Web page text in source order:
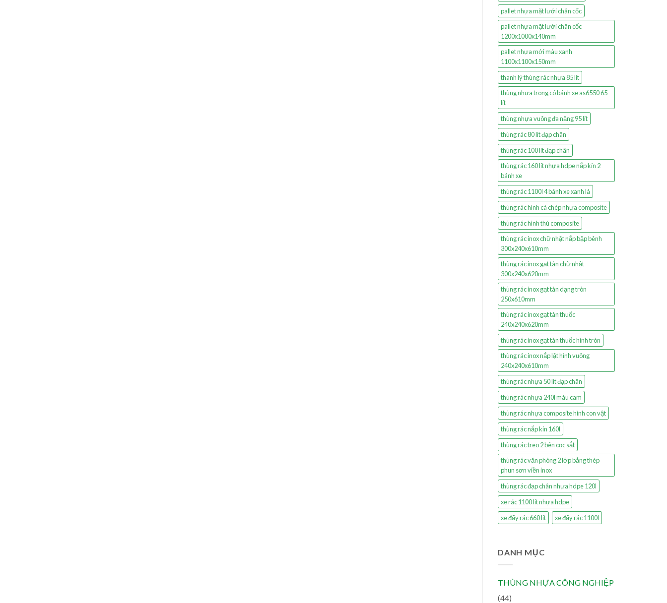
pallet nhựa mặt lưới chân cốc
pallet nhựa mặt lưới chân cốc
1200x1000x140mm
pallet nhựa mới màu xanh
1100x1100x150mm
thanh lý thùng rác nhựa 85 lít
thùng nhựa trong có bánh xe as6550 65
lít
thùng nhựa vuông đa năng 95 lít
thùng rác 80 lít đạp chân
thùng rác 100 lít đạp chân
thùng rác 160 lít nhựa hdpe nắp kín 2
bánh xe
thùng rác 1100l 4 bánh xe xanh lá
thùng rác hình cá chép nhựa composite
thùng rác hình thú composite
thùng rác inox chữ nhật nắp bập bênh
300x240x610mm
thùng rác inox gạt tàn chữ nhật
300x240x620mm
thùng rác inox gạt tàn dạng tròn
250x610mm
thùng rác inox gạt tàn thuốc
240x240x620mm
thùng rác inox gạt tàn thuốc hình tròn
thùng rác inox nắp lật hình vuông
240x240x610mm
thùng rác nhựa 50 lít đạp chân
thùng rác nhựa 240l màu cam
thùng rác nhựa composite hình con vật
thùng rác nắp kín 160l
thùng rác treo 2 bên cọc sắt
thùng rác văn phòng 2 lớp bằng thép
phun sơn viền inox
thùng rác đạp chân nhựa hdpe 120l
xe rác 1100 lít nhựa hdpe
xe đẩy rác 660 lít
xe đẩy rác 1100l
DANH MỤC
THÙNG NHỰA CÔNG NGHIỆP
(44)